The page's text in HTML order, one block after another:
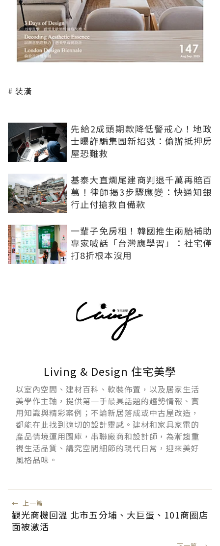
裝潢
先給2成頭期款降低警戒心！地政
士曝詐騙集團新招數：偷辦抵押房
屋恐難救
基泰大直爛尾建商判退千萬再賠百
萬！律師揭3步驟應變：快通知銀
行止付搶救自備款
一輩子免房租！韓國推生兩胎補助
專家喊話「台灣應學習」：社宅僅
打8折根本沒用
Living & Design 住宅美學
以室內空間、建材百科、軟裝佈置，以及居家生活
美學作主軸，提供第一手最具話題的趨勢情報、實
用知識與精彩案例；不論新居落成或中古屋改造，
都能在此找到適切的設計靈感。建材和家具家電的
產品情境運用圖庫，串聯廠商和設計師，為漸趨重
視生活品質、講究空間細節的現代日常，迎來美好
風格品味。
← 上一篇
觀光商機回溫 北市五分埔、大巨蛋、101商圈店
面被激活